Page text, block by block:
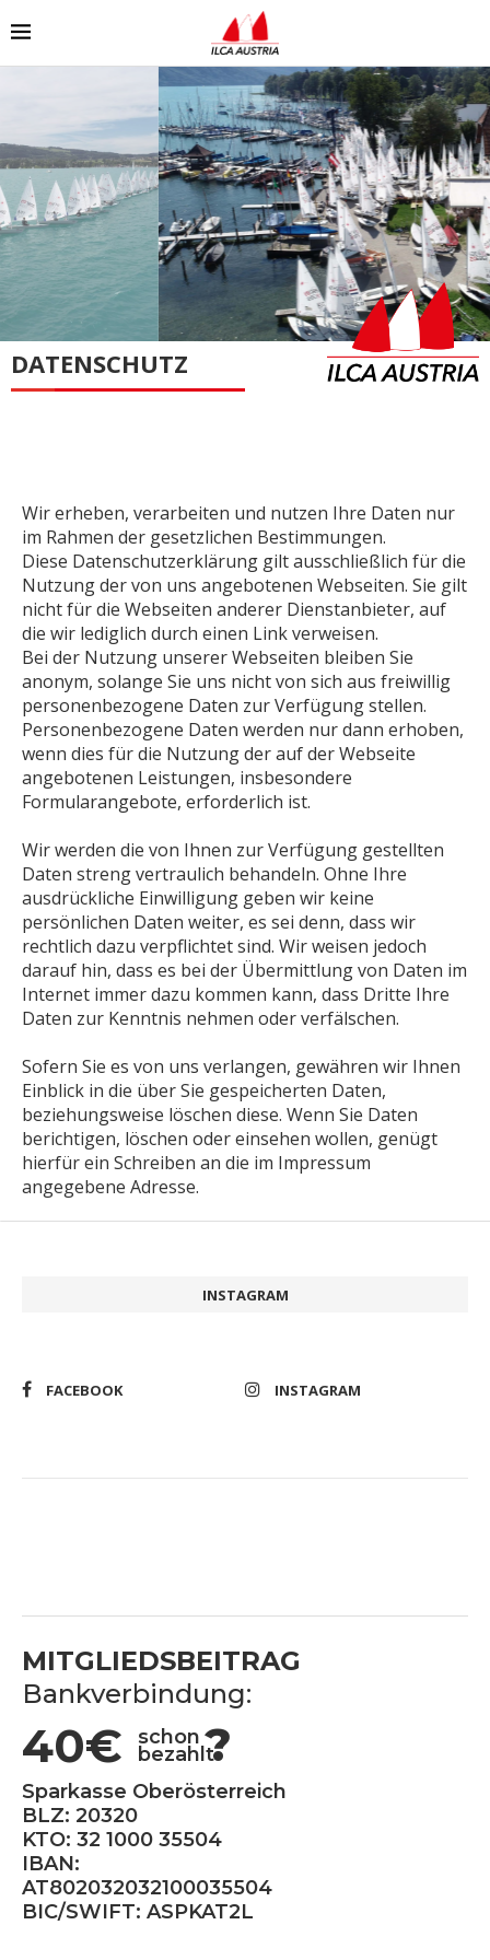
DATENSCHUTZ
Wir erheben, verarbeiten und nutzen Ihre Daten nur
im Rahmen der gesetzlichen Bestimmungen.
Diese Datenschutzerklärung gilt ausschließlich für die
Nutzung der von uns angebotenen Webseiten. Sie gilt
nicht für die Webseiten anderer Dienstanbieter, auf
die wir lediglich durch einen Link verweisen.
Bei der Nutzung unserer Webseiten bleiben Sie
anonym, solange Sie uns nicht von sich aus freiwillig
personenbezogene Daten zur Verfügung stellen.
Personenbezogene Daten werden nur dann erhoben,
wenn dies für die Nutzung der auf der Webseite
angebotenen Leistungen, insbesondere
Formularangebote, erforderlich ist.
Wir werden die von Ihnen zur Verfügung gestellten
Daten streng vertraulich behandeln. Ohne Ihre
ausdrückliche Einwilligung geben wir keine
persönlichen Daten weiter, es sei denn, dass wir
rechtlich dazu verpflichtet sind. Wir weisen jedoch
darauf hin, dass es bei der Übermittlung von Daten im
Internet immer dazu kommen kann, dass Dritte Ihre
Daten zur Kenntnis nehmen oder verfälschen.
Sofern Sie es von uns verlangen, gewähren wir Ihnen
Einblick in die über Sie gespeicherten Daten,
beziehungsweise löschen diese. Wenn Sie Daten
berichtigen, löschen oder einsehen wollen, genügt
hierfür ein Schreiben an die im Impressum
angegebene Adresse.
INSTAGRAM
FACEBOOK INSTAGRAM
MITGLIEDSBEITRAG
Bankverbindung:
40€ schon
bezahlt?
Sparkasse Oberösterreich
BLZ: 20320
KTO: 32 1000 35504
IBAN:
AT802032032100035504
BIC/SWIFT: ASPKAT2L